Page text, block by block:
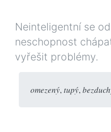
Neinteligentní se
neschopnost
vyřešit problémy.
omezený,tupý,